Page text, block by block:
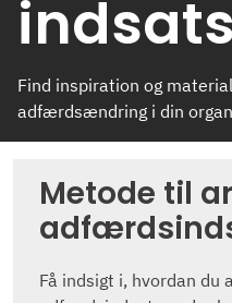
Find inspiration og
adfærdsændring i din
Metode til
Få indsigt i, hvordan du